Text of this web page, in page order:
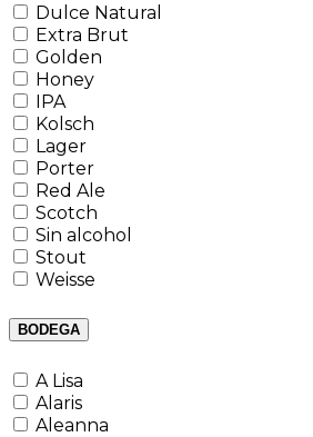
Dulce Natural
Extra Brut
Golden
Honey
IPA
Kolsch
Lager
Porter
Red Ale
Scotch
Sin alcohol
Stout
Weisse
BODEGA
A Lisa
Alaris
Aleanna